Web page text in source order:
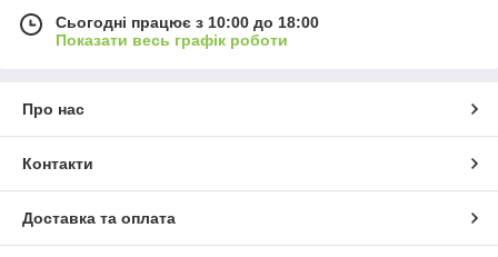
Сьогодні працює з 10:00 до 18:00
Показати весь графік роботи
Про нас
Контакти
Доставка та оплата